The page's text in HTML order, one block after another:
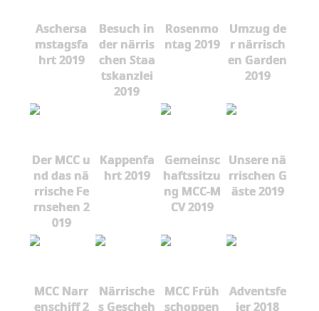
Aschersa
mstagsfa
hrt 2019
Besuch in
der närris
chen Staa
tskanzlei
2019
Rosenmo
ntag 2019
Umzug de
r närrisch
en Garden
2019
Der MCC u
nd das nä
rrische Fe
rnsehen 2
019
Kappenfa
hrt 2019
Gemeinsc
haftssitzu
ng MCC-M
CV 2019
Unsere nä
rrischen G
äste 2019
MCC Narr
enschiff 2
Närrische
s Gescheh
MCC Früh
schoppen
Adventsfe
ier 2018